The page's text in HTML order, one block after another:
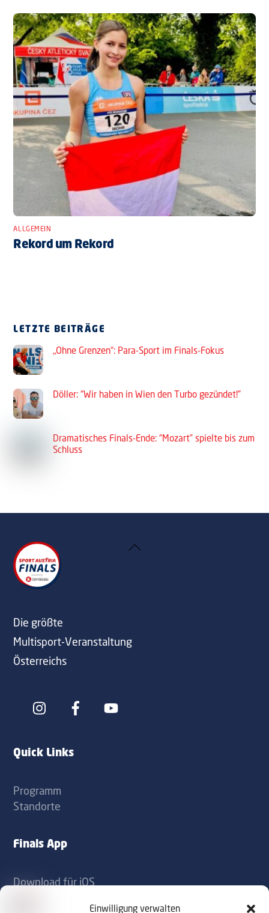
Einwilligung verwalten
ALLGEMEIN
Rekord um Rekord
LETZTE BEITRÄGE
„Ohne Grenzen“: Para-Sport im Finals-Fokus
Döller: “Wir haben in Wien den Turbo gezündet!”
Dramatisches Finals-Ende: “Mozart” spielte bis zum
Schluss
Back
Die größte
Multisport-Veranstaltung
Österreichs
Icon
Icon
Quick Links
Programm
Standorte
Finals App
Download für iOS